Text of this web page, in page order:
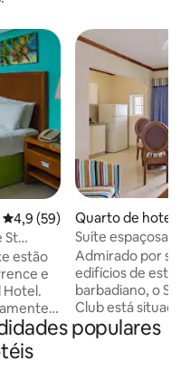
4,9 de uma avaliação média
4,9 (59)
St
estão
e
Hotel.
bar
Quarto de hotel ⋅
Suíte espaçosa
Dover Beach
Admirado por
edifícios de estilo
barbadiano, o
Club está situado em jardins
exuberantes que
de 1000 pés de
populares